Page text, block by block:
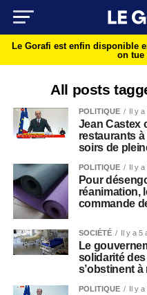
Le Gorafi est enfin disponible
on tue
All posts
POLITIQUE Il y a
Jean Castex
restaurants à
soirs de
POLITIQUE Il y a
Pour
réanimation,
commande
SOCIÉTÉ Il y a 5
Le
solidarité
s’obstinent
POLITIQUE Il y a